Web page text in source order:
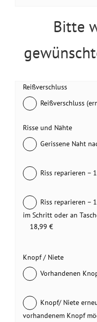
Bitte
Reißverschluss
Reißverschluss
Risse und Nähte
Gerissene Naht
Riss reparieren –
Riss reparieren –
im Schritt oder an
18,99 €
Knopf / Niete
Vorhandenen
Knopf/ Niete
vorhandenem Knopf